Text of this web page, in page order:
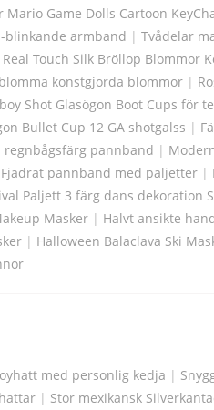
Mario Game Dolls Cartoon
-blinkande armband | Tvådelar
Real Touch Silk Bröllop Blommor
konstgjorda blommor |
Shot Glasögon Boot Cups för
Bullet Cup 12 GA shotgalss |
pannband |
Fjädrat pannband med paljetter |
Paljett 3 färg dans dekoration
Masker | Halvt ansikte
| Halloween Balaclava Ski
med personlig kedja |
| Stor mexikansk